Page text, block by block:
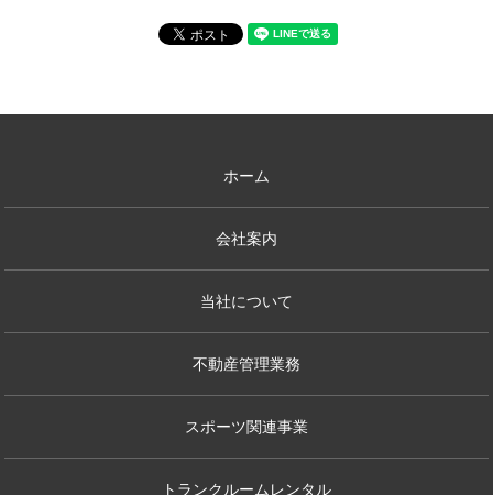
ホーム
会社案内
当社について
不動産管理業務
スポーツ関連事業
トランクルームレンタル